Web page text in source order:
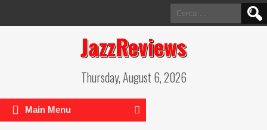
Ricerca
per:
JazzReviews
Thursday, August 6, 2026
Main Menu